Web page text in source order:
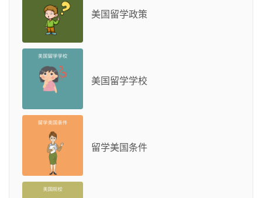
美国留学政策
美国留学学校
留学美国条件